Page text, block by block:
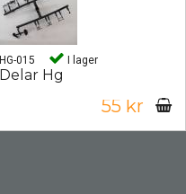
HG-015 I lager
Delar Hg
55 kr